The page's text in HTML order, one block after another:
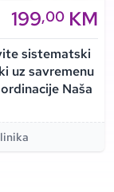
199,00 KM
sistematski
uz savremenu
Naša